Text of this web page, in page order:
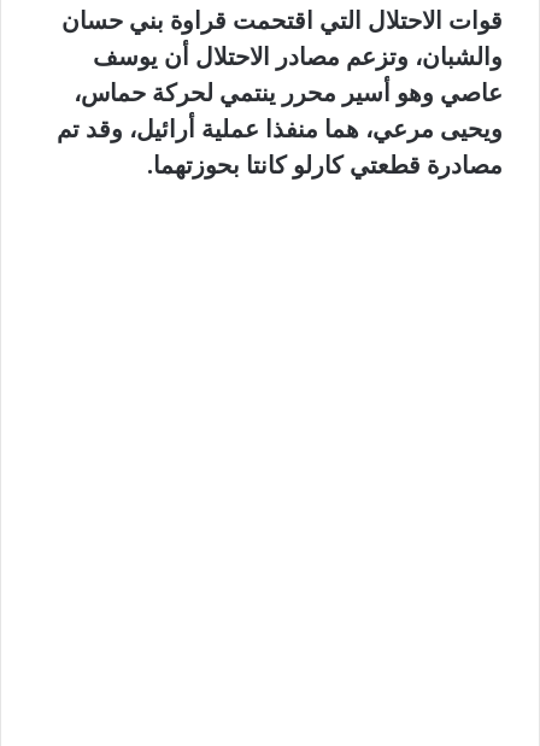
قوات الاحتلال التي اقتحمت قراوة بني حسان
والشبان، وتزعم مصادر الاحتلال أن يوسف
عاصي وهو أسير محرر ينتمي لحركة حماس،
ويحيى مرعي، هما منفذا عملية أرائيل، وقد تم
مصادرة قطعتي كارلو كانتا بحوزتهما.